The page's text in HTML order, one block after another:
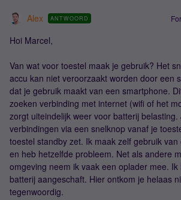
Alex ANTWOORD
Hoi Marcel,
Van wat voor toestel maak je gebruik? Het
accu kan niet veroorzaakt worden door een
dat je gebruik maakt van een smartphone.
zoeken verbinding met internet (wifi of het
zorgt uiteindelijk weer voor batterij
verbindingen via een snelknop vanaf je
toestel standby zet. Ik maak zelf gebruik
en heb hetzelfde probleem. Net als andere
omgeving neem ik vaak een oplader mee.
batterij aangeschaft. Hier ontkom je helaas
tegenwoordig.